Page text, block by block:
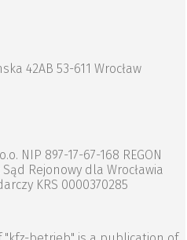
42AB 53-611 Wrocław
NIP 897-17-67-168 REGON
Rejonowy dla Wrocławia
KRS 0000370285